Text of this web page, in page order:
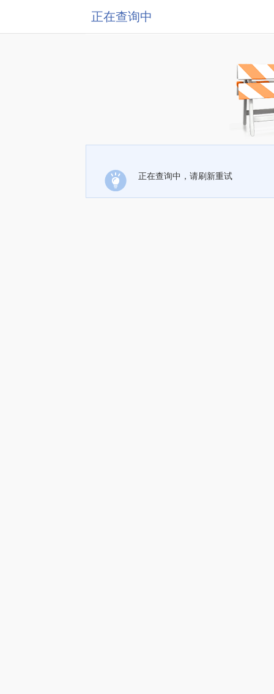
正在查询中
正在查询中，请刷新重试